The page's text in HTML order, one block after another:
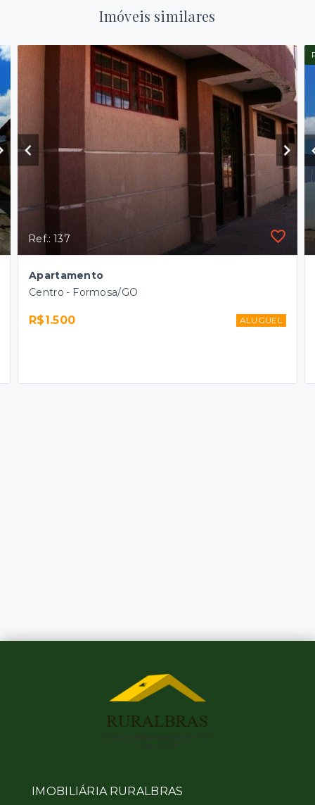
Imóveis similares
Ref.: 137
Apartamento
Centro - Formosa/GO
R$1.500 ALUGUEL
IMOBILIÁRIA RURALBRAS